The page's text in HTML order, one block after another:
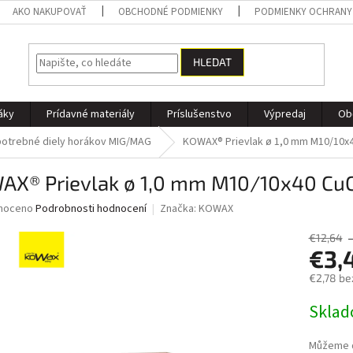
AKO NAKUPOVAŤ OBCHODNÉ PODMIENKY PODMIENKY OCHRANY
HLEDAT
Prídavné materiály Príslušenstvo Výpredaj
diely horákov MIG/MAG KOWAX® Prievlak ø 1,0 mm M10/
Prievlak ø 1,0 mm M10/10x40
Podrobnosti hodnocení Značka: KOWAX
€12,64
€2,78
cena:
Můžeme